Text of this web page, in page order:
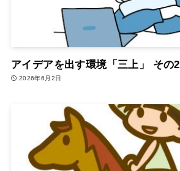
アイデアを出す環境「三上」 その2
2026年6月2日